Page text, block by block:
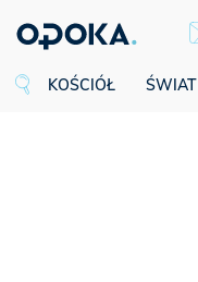
KOŚCIÓŁ ŚWIAT